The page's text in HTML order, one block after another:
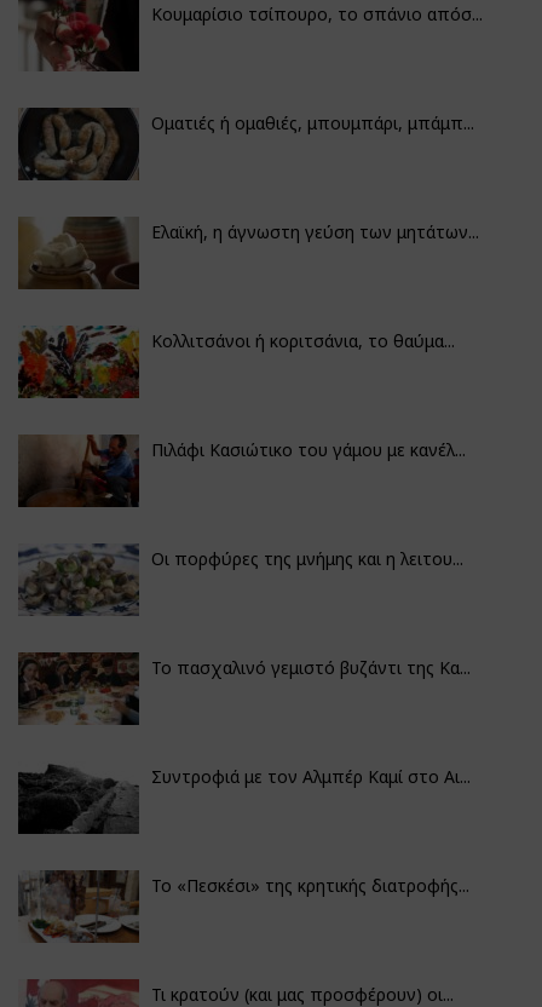
Κουμαρίσιο τσίπουρο, το σπάνιο απόσ...
Οματιές ή ομαθιές, μπουμπάρι, μπάμπ...
Ελαϊκή, η άγνωστη γεύση των μητάτων...
Κολλιτσάνοι ή κοριτσάνια, το θαύμα...
Πιλάφι Κασιώτικο του γάμου με κανέλ...
Οι πορφύρες της μνήμης και η λειτου...
Το πασχαλινό γεμιστό βυζάντι της Κα...
Συντροφιά με τον Αλμπέρ Καμί στο Αι...
Το «Πεσκέσι» της κρητικής διατροφής...
Τι κρατούν (και μας προσφέρουν) οι...